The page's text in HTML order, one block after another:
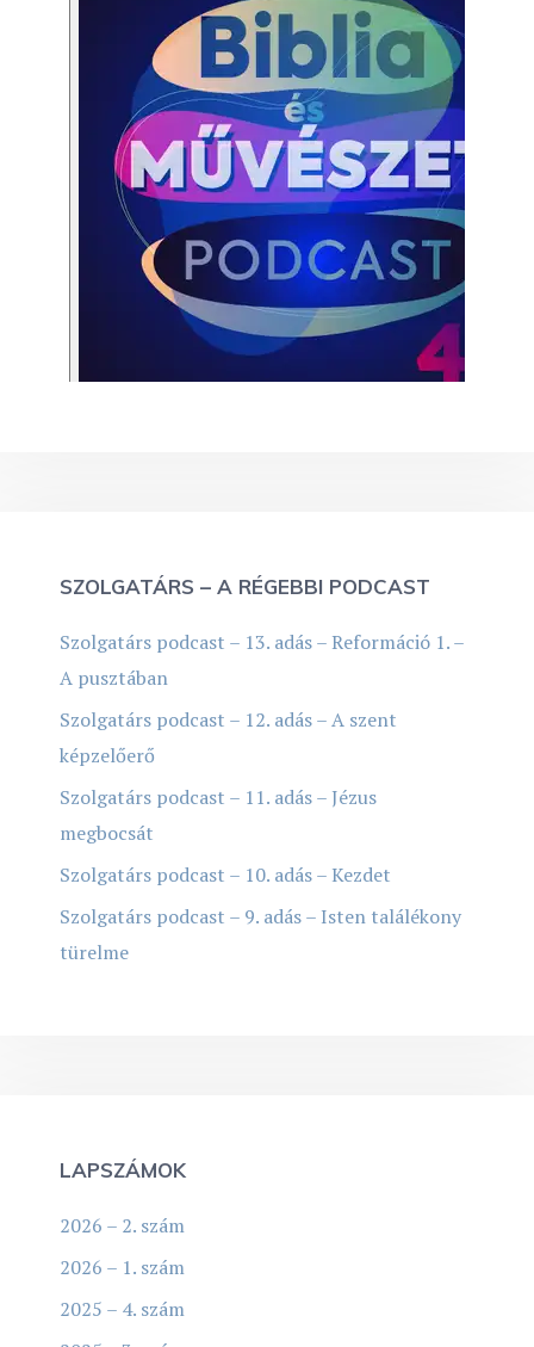
SZOLGATÁRS – A RÉGEBBI PODCAST
Szolgatárs podcast – 13. adás – Reformáció 1. –
A pusztában
Szolgatárs podcast – 12. adás – A szent
képzelőerő
Szolgatárs podcast – 11. adás – Jézus
megbocsát
Szolgatárs podcast – 10. adás – Kezdet
Szolgatárs podcast – 9. adás – Isten találékony
türelme
LAPSZÁMOK
2026 – 2. szám
2026 – 1. szám
2025 – 4. szám